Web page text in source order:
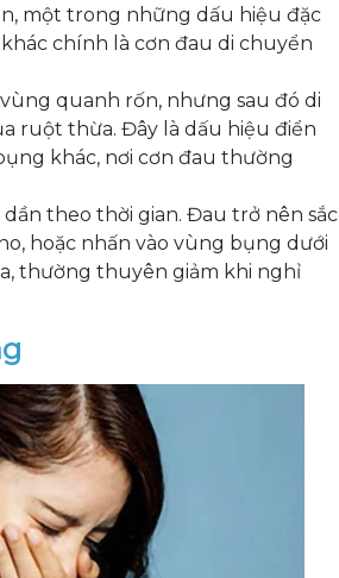
một trong những dấu hiệu đặc
chính là cơn đau di chuyển
quanh rốn, nhưng sau đó di
ruột thừa. Đây là dấu hiệu điển
khác, nơi cơn đau thường
theo thời gian. Đau trở nên sắc
hoặc nhấn vào vùng bụng dưới
thường thuyên giảm khi nghỉ